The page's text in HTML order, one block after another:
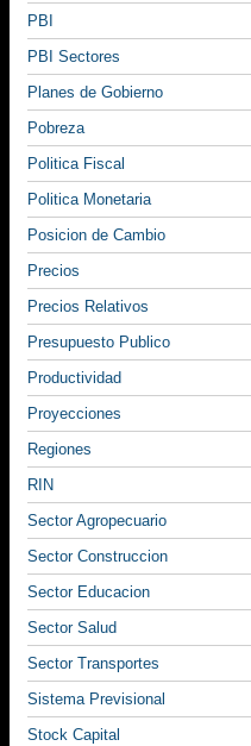
PBI
PBI Sectores
Planes de Gobierno
Pobreza
Politica Fiscal
Politica Monetaria
Posicion de Cambio
Precios
Precios Relativos
Presupuesto Publico
Productividad
Proyecciones
Regiones
RIN
Sector Agropecuario
Sector Construccion
Sector Educacion
Sector Salud
Sector Transportes
Sistema Previsional
Stock Capital